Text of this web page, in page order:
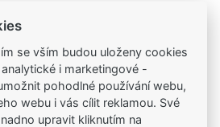
se vším budou uloženy cookies
i marketingové -
pohodlné používání webu,
webu i vás cílit reklamou. Své
upravit kliknutím na